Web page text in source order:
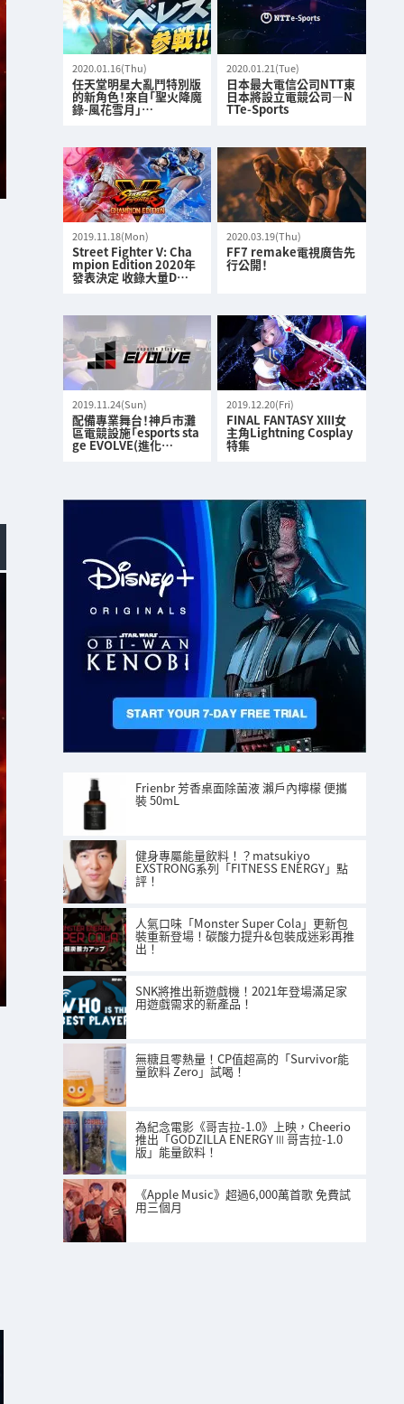
2020.01.16(Thu)
任天堂明星大亂鬥特別版
的新角色！來自「聖火降魔
錄-風花雪月」…
2020.01.21(Tue)
日本最大電信公司NTT東
日本將設立電競公司—N
TTe-Sports
2019.11.18(Mon)
Street Fighter V: Cha
mpion Edition 2020年
發表決定 收錄大量D…
2020.03.19(Thu)
FF7 remake電視廣告先
行公開！
2019.11.24(Sun)
配備專業舞台！神戶市灘
區電競設施「esports sta
ge EVOLVE(進化…
2019.12.20(Fri)
FINAL FANTASY XIII女
主角Lightning Cosplay
特集
Frienbr 芳香桌面除菌液 瀨戶內檸檬 便攜
裝 50mL
健身專屬能量飲料！？matsukiyo
EXSTRONG系列「FITNESS ENERGY」點
評！
人氣口味「Monster Super Cola」更新包
裝重新登場！碳酸力提升&包裝成迷彩再推
出！
SNK將推出新遊戲機！2021年登場滿足家
用遊戲需求的新產品！
無糖且零熱量！CP值超高的「Survivor能
量飲料 Zero」試喝！
為紀念電影《哥吉拉-1.0》上映，Cheerio
推出「GODZILLA ENERGY Ⅲ 哥吉拉-1.0
版」能量飲料！
《Apple Music》超過6,000萬首歌 免費試
用三個月